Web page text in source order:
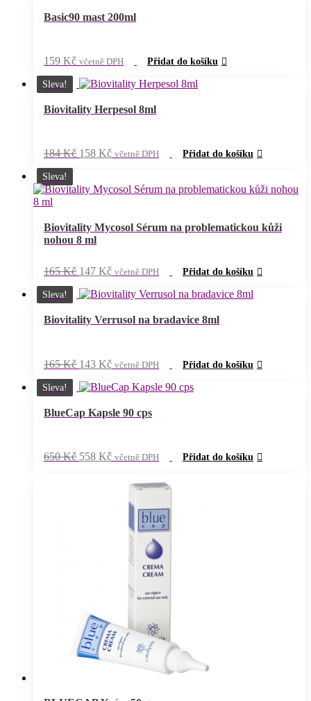
Basic90 mast 200ml
159 Kč včetně DPH Přidat do košíku
Sleva!
Biovitality Herpesol 8ml
184Kč Původní
184 Kč.
158 KčAktuální
158 Kč.
včetně DPH Přidat do košíku
Sleva!
Biovitality Mycosol Sérum na problematickou kůži
nohou 8 ml
165Kč Původní
byla:
147 KčAktuální
je:
včetně DPH Přidat do košíku
Sleva!
Biovitality Verrusol na bradavice 8ml
165Kč Původní
byla:
143 KčAktuální
je:
včetně DPH Přidat do košíku
Sleva!
BlueCap Kapsle 90 cps
650Kč Původní
558 KčAktuální
558 Kč.
včetně DPH Přidat do košíku